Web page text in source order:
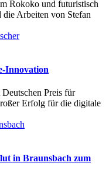
Rokoko und futuristisch
Arbeiten von Stefan
Innovation
Preis für
Erfolg für die digitale
in Braunsbach zum